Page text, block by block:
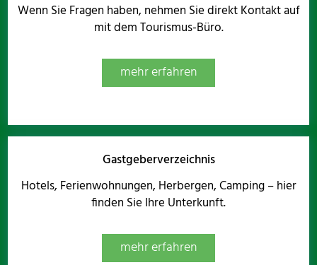
Wenn Sie Fragen haben, nehmen Sie direkt Kontakt auf
mit dem Tourismus-Büro.
mehr erfahren
Gastgeberverzeichnis
Hotels, Ferienwohnungen, Herbergen, Camping – hier
finden Sie Ihre Unterkunft.
mehr erfahren